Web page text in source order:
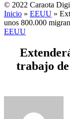
© 2022 Caraota
Inicio » EEUU »
unos 800.000
EEUU
trabajo de